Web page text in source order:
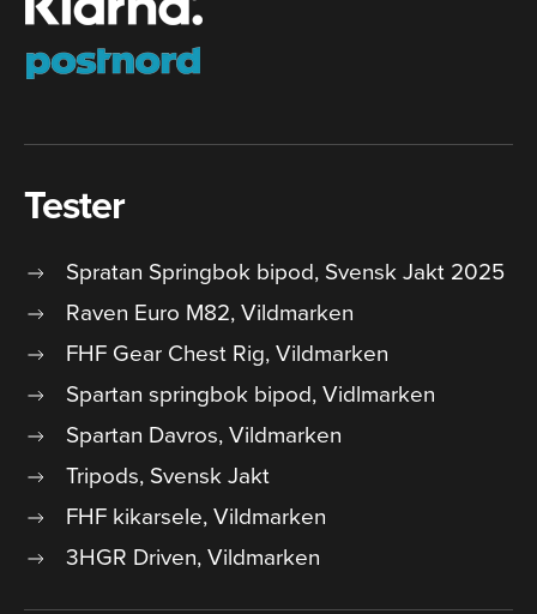
Tester
Spratan Springbok bipod, Svensk Jakt 2025
Raven Euro M82, Vildmarken
FHF Gear Chest Rig, Vildmarken
Spartan springbok bipod, Vidlmarken
Spartan Davros, Vildmarken
Tripods, Svensk Jakt
FHF kikarsele, Vildmarken
3HGR Driven, Vildmarken